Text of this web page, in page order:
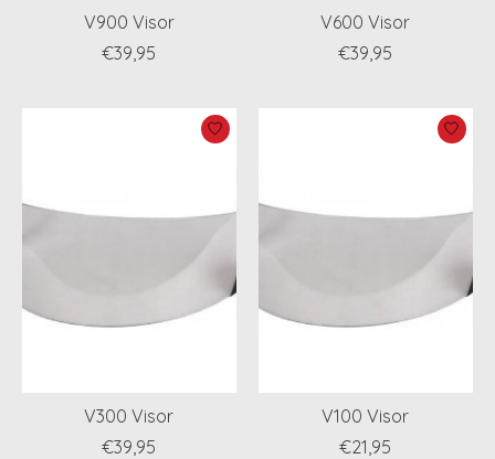
V900 Visor
€39,95
V600 Visor
€39,95
V300 Visor
€39,95
V100 Visor
€21,95